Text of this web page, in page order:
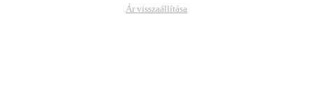
Ár visszaállítása